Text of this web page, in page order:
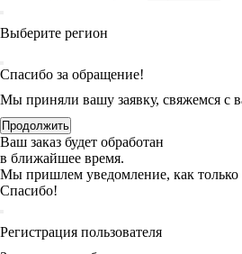
Выберите регион
Спасибо за обращение!
Мы приняли вашу заявку, свяжемся с
Продолжить
Ваш заказ будет обработан
в ближайшее время.
Мы пришлем уведомление, как только
Спасибо!
Регистрация пользователя